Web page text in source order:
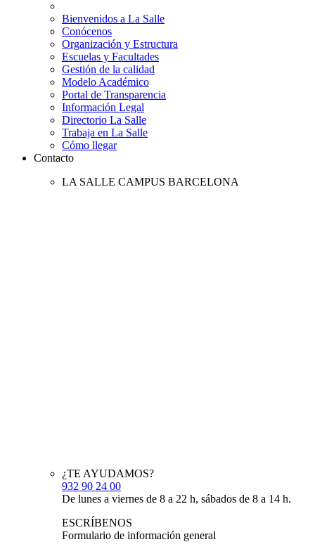
Bienvenidos a La Salle
Conócenos
Organización y Estructura
Escuelas y Facultades
Gestión de la calidad
Modelo Académico
Portal de Transparencia
Información Legal
Directorio La Salle
Trabaja en La Salle
Cómo llegar
Contacto
LA SALLE CAMPUS BARCELONA
¿TE AYUDAMOS?
932 90 24 00
De lunes a viernes de 8 a 22 h, sábados de 8 a 14 h.
ESCRÍBENOS
Formulario de información general